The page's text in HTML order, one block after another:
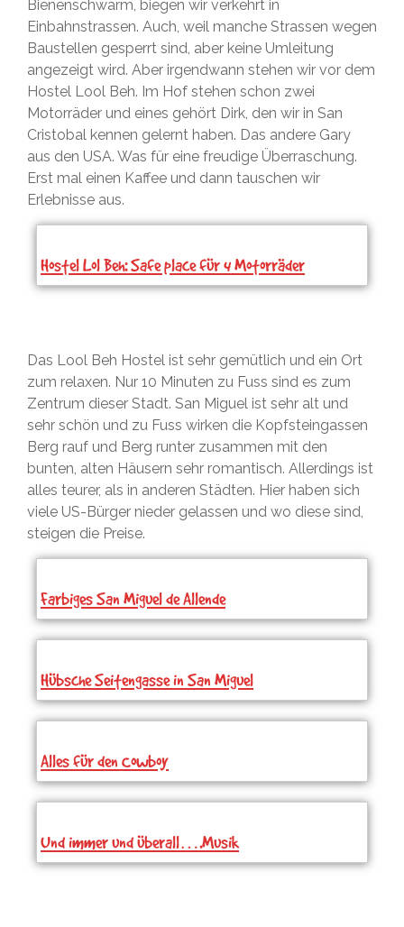
Bienenschwarm, biegen wir verkehrt in
Einbahnstrassen. Auch, weil manche Strassen wegen
Baustellen gesperrt sind, aber keine Umleitung
angezeigt wird. Aber irgendwann stehen wir vor dem
Hostel Lool Beh. Im Hof stehen schon zwei
Motorräder und eines gehört Dirk, den wir in San
Cristobal kennen gelernt haben. Das andere Gary
aus den USA. Was für eine freudige Überraschung.
Erst mal einen Kaffee und dann tauschen wir
Erlebnisse aus.
Hostel Lol Beh: Safe place für 4 Motorräder
Das Lool Beh Hostel ist sehr gemütlich und ein Ort
zum relaxen. Nur 10 Minuten zu Fuss sind es zum
Zentrum dieser Stadt. San Miguel ist sehr alt und
sehr schön und zu Fuss wirken die Kopfsteingassen
Berg rauf und Berg runter zusammen mit den
bunten, alten Häusern sehr romantisch. Allerdings ist
alles teurer, als in anderen Städten. Hier haben sich
viele US-Bürger nieder gelassen und wo diese sind,
steigen die Preise.
Farbiges San Miguel de Allende
Hübsche Seitengasse in San Miguel
Alles für den Cowboy
Und immer und überall….Musik